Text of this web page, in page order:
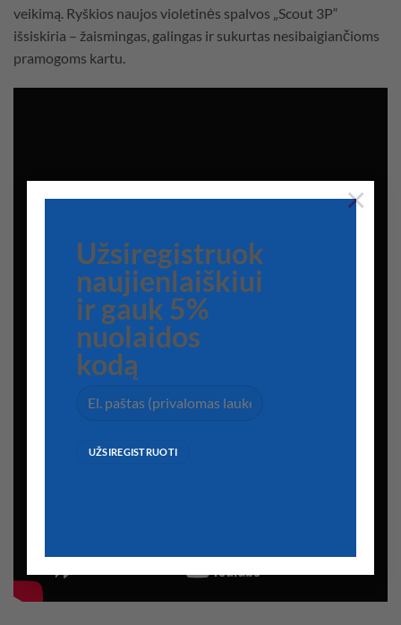
Užsiregistruok
naujienlaiškiui
ir gauk 5%
nuolaidos
kodą
×
veikimą. Ryškios naujos violetinės spalvos „Scout 3P“
išsiskiria – žaismingas, galingas ir sukurtas nesibaigiančioms
pramogoms kartu.